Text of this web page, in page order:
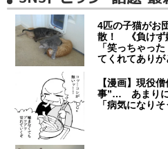
4匹の子猫がお
散！ 《負けず
「笑っちゃっ
てくれてありが
【漫画】現役
事”… あまりに
「病気になり